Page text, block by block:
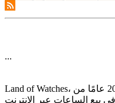
...
Land of Watches، موطن الساعات الأصلیة مع أکثر من 20 عامًا من